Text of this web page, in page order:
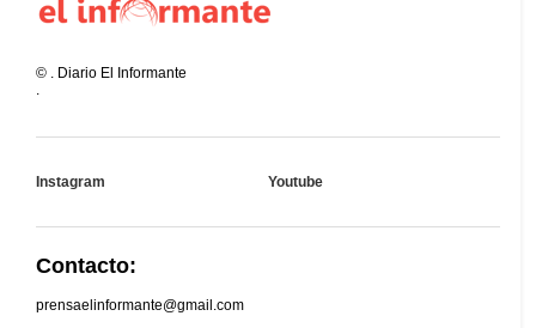
© . Diario El Informante
.
Instagram Youtube
Contacto:
prensaelinformante@gmail.com